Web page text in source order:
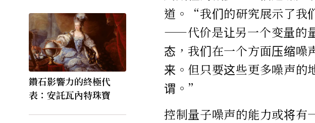
鑽石影響力的終極代
表：安託瓦內特珠寶
道。“我们的研究展示了我
——代价是让另一个变量的
态，我们在一个方面压缩噪
来。但只要这些更多噪声的
谓。”
控制量子噪声的能力或将有